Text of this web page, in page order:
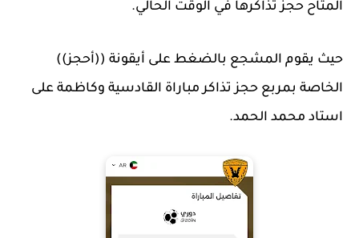
المتاح حجز تذاكرها في الوقت الحالي.
حيث يقوم المشجع بالضغط على أيقونة ((أحجز))
الخاصة بمربع حجز تذاكر مباراة القادسية وكاظمة على
استاد محمد الحمد.